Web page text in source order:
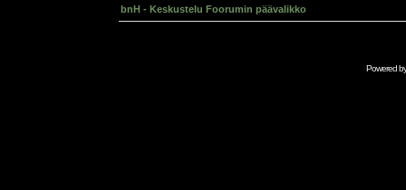
bnH - Keskustelu Foorumin päävalikko
Powered